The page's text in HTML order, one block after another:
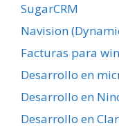
SugarCRM
Navision
Facturas para
Desarrollo en
Desarrollo en
Desarrollo en